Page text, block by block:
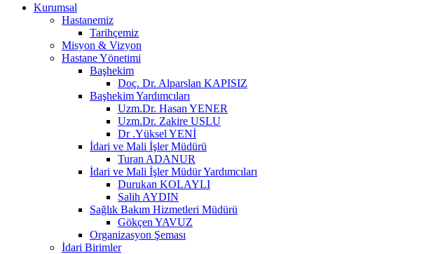
Kurumsal
Hastanemiz
Tarihçemiz
Misyon & Vizyon
Hastane Yönetimi
Başhekim
Doç. Dr. Alparslan KAPISIZ
Başhekim Yardımcıları
Uzm.Dr. Hasan YENER
Uzm.Dr. Zakire USLU
Dr .Yüksel YENİ
İdari ve Mali İşler Müdürü
Turan ADANUR
İdari ve Mali İşler Müdür Yardımcıları
Durukan KOLAYLI
Salih AYDIN
Sağlık Bakım Hizmetleri Müdürü
Gökçen YAVUZ
Organizasyon Şeması
İdari Birimler